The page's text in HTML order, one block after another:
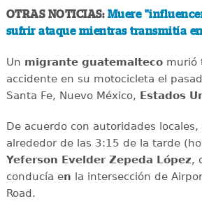
OTRAS NOTICIAS: Muere
sufrir ataque mientras transmitía
Un migrante guatemaltecomurió
accidente en su motocicleta el
Santa Fe, Nuevo México, Estados
De acuerdo con autoridades
alrededor de las 3:15 de la tarde
Yeferson Evelder Zepeda López,
conducía en la intersección de
Road.